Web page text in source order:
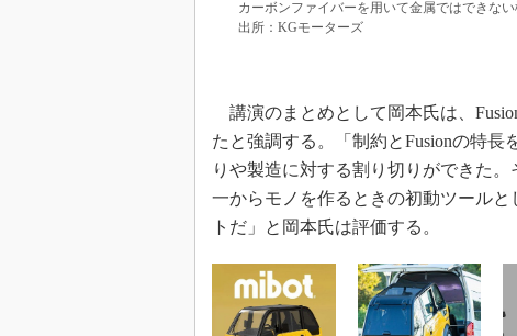
カーボンファイバーを用いて金属ではできな
出所：KGモーターズ
講演のまとめとして岡本氏は、
たと強調する。「制約とFusionの特
りや製造に対する割り切りができた
一からモノを作るときの初動ツール
トだ」と岡本氏は評価する。